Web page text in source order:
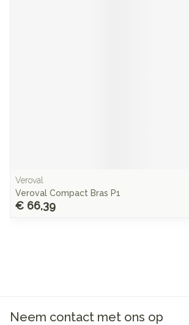
Veroval
Veroval Compact Bras P1
€ 66,39
Neem contact met ons op